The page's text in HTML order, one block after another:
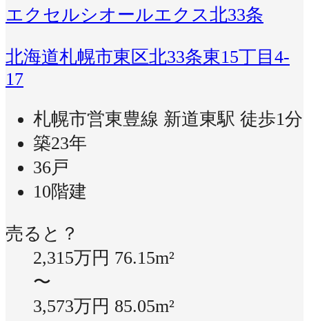
エクセルシオールエクス北33条
北海道札幌市東区北33条東15丁目4-
17
札幌市営東豊線 新道東駅 徒歩1分
築23年
36戸
10階建
売ると？
2,315万円 76.15m²
〜
3,573万円 85.05m²